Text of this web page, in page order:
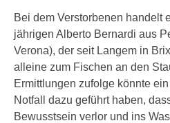
Bei dem Verstorbenen handelt
jährigen Alberto Bernardi aus
Verona), der seit Langem in
alleine zum Fischen an den
Ermittlungen zufolge könnte
Notfall dazu geführt haben,
Bewusstsein verlor und ins